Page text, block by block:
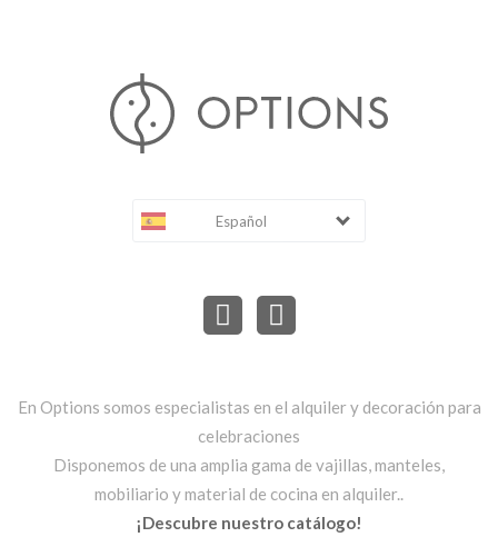
Español
En Options somos especialistas en el alquiler y decoración para
celebraciones
Disponemos de una amplia gama de vajillas, manteles,
mobiliario y material de cocina en alquiler..
¡Descubre nuestro catálogo!